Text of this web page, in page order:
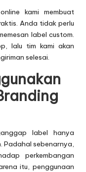
kami membuat
Anda tidak perlu
label custom.
lalu tim kami akan
selesai.
label hanya
Padahal sebenarnya,
perkembangan
itu, penggunaan